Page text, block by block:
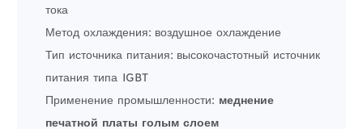
тока
Метод охлаждения: воздушное охлаждение
Тип источника питания: высокочастотный источник
питания типа IGBT
Применение промышленности: меднение
печатной платы голым слоем